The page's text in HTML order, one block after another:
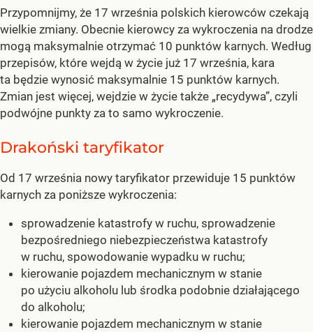
Przypomnijmy, że 17 września polskich kierowców czekają
wielkie zmiany. Obecnie kierowcy za wykroczenia na drodze
mogą maksymalnie otrzymać 10 punktów karnych. Według
przepisów, które wejdą w życie już 17 września, kara
ta będzie wynosić maksymalnie 15 punktów karnych.
Zmian jest więcej, wejdzie w życie także „recydywa”, czyli
podwójne punkty za to samo wykroczenie.
Drakoński taryfikator
Od 17 września nowy taryfikator przewiduje 15 punktów
karnych za poniższe wykroczenia:
sprowadzenie katastrofy w ruchu, sprowadzenie
bezpośredniego niebezpieczeństwa katastrofy
w ruchu, spowodowanie wypadku w ruchu;
kierowanie pojazdem mechanicznym w stanie
po użyciu alkoholu lub środka podobnie działającego
do alkoholu;
kierowanie pojazdem mechanicznym w stanie